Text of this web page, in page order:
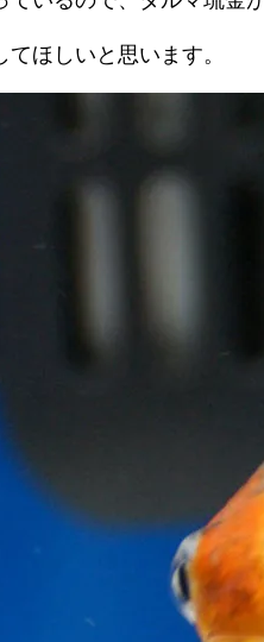
ほしいと思います。